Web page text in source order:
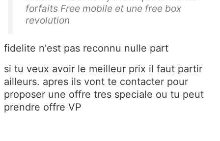
forfaits Free mobile et une free box
revolution
fidelite n'est pas reconnu nulle part
si tu veux avoir le meilleur prix il faut partir
ailleurs. apres ils vont te contacter pour
proposer une offre tres speciale ou tu peut
prendre offre VP